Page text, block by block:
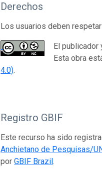
Derechos
Los usuarios deben
El
Esta obra
4.0).
Registro GBIF
Este recurso ha sido
Anchietano de Pesquisas/
porGBIF Brazil.